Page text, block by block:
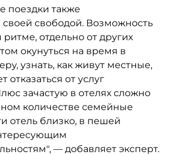
поездки также
свободой. Возможность
ритме, отдельно от других
окунуться на время в
узнать, как живут местные,
отказаться от услуг
зачастую в отелях сложно
количестве семейные
отель близко, в пешей
— добавляет эксперт.